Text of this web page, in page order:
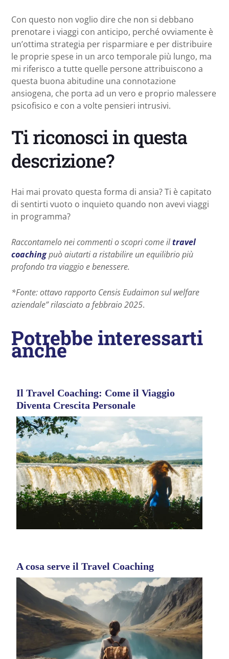
Con questo non voglio dire che non si debbano
prenotare i viaggi con anticipo, perché ovviamente è
un’ottima strategia per risparmiare e per distribuire
le proprie spese in un arco temporale più lungo, ma
mi riferisco a tutte quelle persone attribuiscono a
questa buona abitudine una connotazione
ansiogena, che porta ad un vero e proprio malessere
psicofisico e con a volte pensieri intrusivi.
Ti riconosci in questa
descrizione?
Hai mai provato questa forma di ansia? Ti è capitato
di sentirti vuoto o inquieto quando non avevi viaggi
in programma?
Raccontamelo nei commenti o scopri come iltravel
coachingpuò aiutarti a ristabilire un equilibrio più
profondo tra viaggio e benessere.
*Fonte: ottavo rapporto Censis Eudaimon sul welfare
aziendale” rilasciato a febbraio 2025.
Potrebbe interessarti
anche
Il Travel Coaching: Come il Viaggio
Diventa Crescita Personale
A cosa serve il Travel Coaching